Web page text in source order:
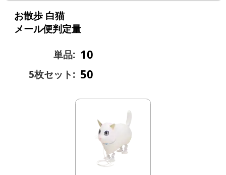
お散歩 白猫
メール便判定量
単品: 10
5枚セット: 50